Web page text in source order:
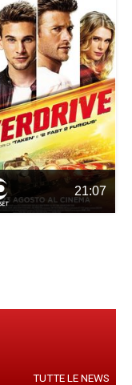
21:07
TUTTE LE NEWS